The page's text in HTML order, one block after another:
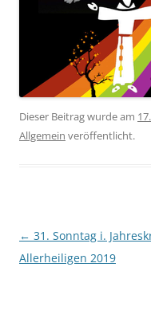
Dieser Beitrag wurde am
Allgemein veröffentlicht.
Beitragsnavigation
← 31. Sonntag i.
Allerheiligen 2019